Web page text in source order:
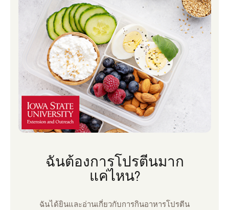
ฉันต้องการโปรตีนมาก
แค่ไหน?
ฉันได้ยินและอ่านเกี่ยวกับการกินอาหารโปรตีน